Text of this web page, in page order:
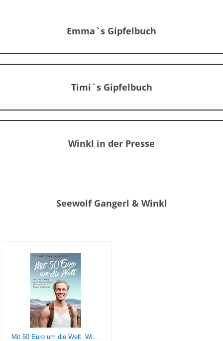
Emma`s Gipfelbuch
Timi`s Gipfelbuch
Winkl in der Presse
Seewolf Gangerl & Winkl
Mit 50 Euro um die Welt. Wie ich mit wenig in der Tasche loszog und als reicher Mensch zurückkam